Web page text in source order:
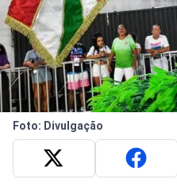
Foto: Divulgação